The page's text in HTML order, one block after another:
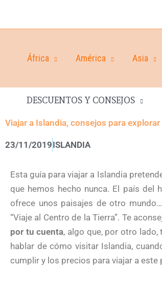
África América Asia
DESCUENTOS Y CONSEJOS
Viajar a Islandia, consejos para
23/11/2019ISLANDIA
Esta guía para viajar a Islandia
que hemos hecho nunca. El país
ofrece unos paisajes de otro
“Viaje al Centro de la Tierra”. Te
por tu cuenta, algo que, por otro
hablar de cómo visitar Islandia,
cumplir y los precios para viajar a